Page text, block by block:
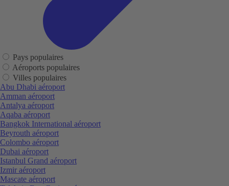
Pays populaires
Aéroports populaires
Villes populaires
Abu Dhabi aéroport
Amman aéroport
Antalya aéroport
Aqaba aéroport
Bangkok International aéroport
Beyrouth aéroport
Colombo aéroport
Dubai aéroport
Istanbul Grand aéroport
Izmir aéroport
Mascate aéroport